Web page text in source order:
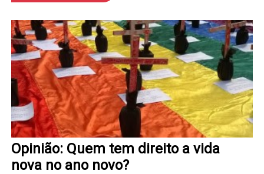
Opinião: Quem tem direito a vida
nova no ano novo?